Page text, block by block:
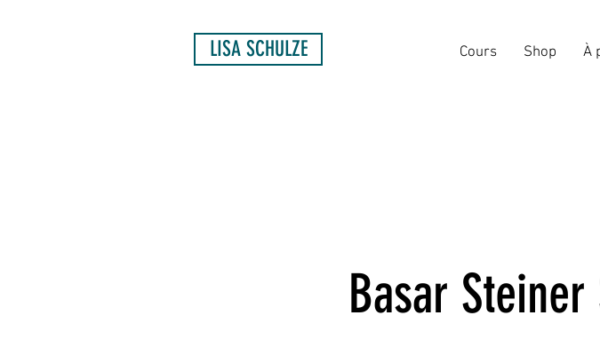
Cours Shop À
LISA SCHULZE
Basar